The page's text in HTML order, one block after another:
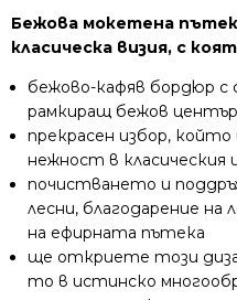
Бежова мокетена
класическа визия, с
бежово-кафяв бордюр с
рамкиращ бежов
прекрасен избор,
нежност в класическия
почистването и
лесни, благодарение
на ефирната пътека
ще откриете този
то в истинско